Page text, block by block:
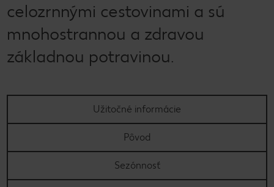
celozrnnými cestovinami a sú
mnohostrannou a zdravou
základnou potravinou.
Užitočné informácie
Pôvod
Sezónnosť